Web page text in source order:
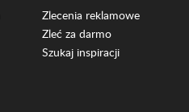
Zlecenia reklamowe
Zleć za darmo
Szukaj inspiracji